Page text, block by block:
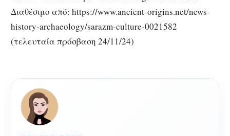
Διαθέσιμο από: https://www.ancient-origins.net/news-
history-archaeology/sarazm-culture-0021582
(τελευταία πρόσβαση 24/11/24)